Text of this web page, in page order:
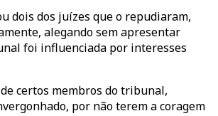
dois dos juízes que o repudiaram,
alegando sem apresentar
foi influenciada por interesses
certos membros do tribunal,
por não terem a coragem